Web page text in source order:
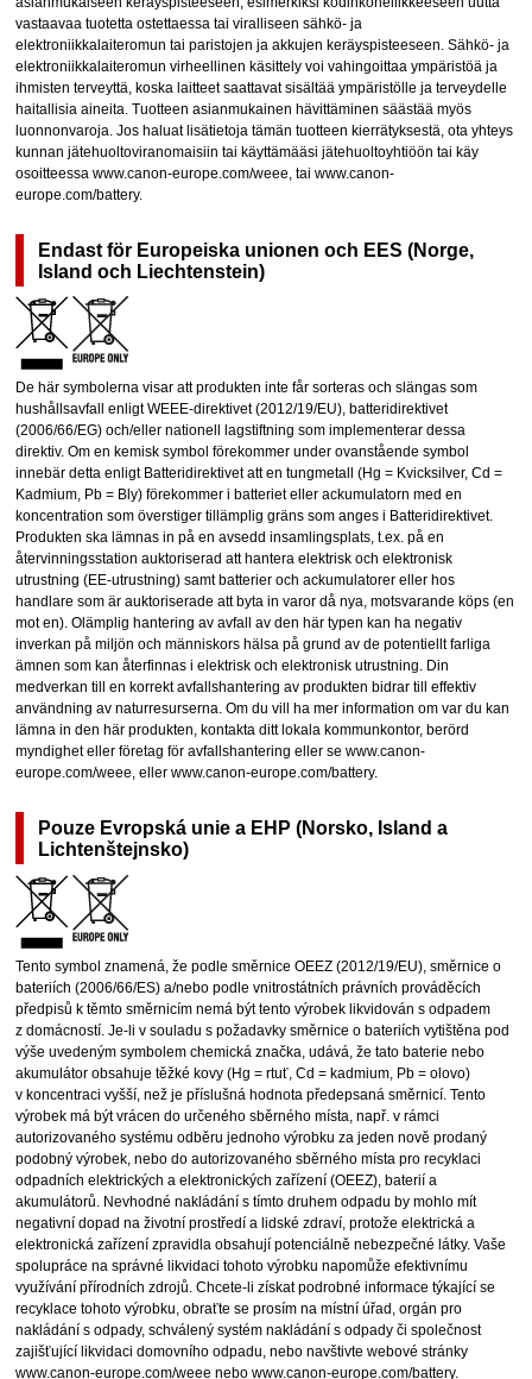
vastaavaa tuotetta ostettaessa tai viralliseen sähkö- ja
elektroniikkalaiteromun tai paristojen ja akkujen keräyspisteeseen. Sähkö- ja
elektroniikkalaiteromun virheellinen käsittely voi vahingoittaa ympäristöä ja
ihmisten terveyttä, koska laitteet saattavat sisältää ympäristölle ja terveydelle
haitallisia aineita. Tuotteen asianmukainen hävittäminen säästää myös
luonnonvaroja. Jos haluat lisätietoja tämän tuotteen kierrätyksestä, ota yhteys
kunnan jätehuoltoviranomaisiin tai käyttämääsi jätehuoltoyhtiöön tai käy
osoitteessa www.canon-europe.com/weee, tai www.canon-
europe.com/battery.
Endast för Europeiska unionen och EES (Norge,
Island och Liechtenstein)
De här symbolerna visar att produkten inte får sorteras och slängas som
hushållsavfall enligt WEEE-direktivet (2012/19/EU), batteridirektivet
(2006/66/EG) och/eller nationell lagstiftning som implementerar dessa
direktiv. Om en kemisk symbol förekommer under ovanstående symbol
innebär detta enligt Batteridirektivet att en tungmetall (Hg = Kvicksilver, Cd =
Kadmium, Pb = Bly) förekommer i batteriet eller ackumulatorn med en
koncentration som överstiger tillämplig gräns som anges i Batteridirektivet.
Produkten ska lämnas in på en avsedd insamlingsplats, t.ex. på en
återvinningsstation auktoriserad att hantera elektrisk och elektronisk
utrustning (EE-utrustning) samt batterier och ackumulatorer eller hos
handlare som är auktoriserade att byta in varor då nya, motsvarande köps (en
mot en). Olämplig hantering av avfall av den här typen kan ha negativ
inverkan på miljön och människors hälsa på grund av de potentiellt farliga
ämnen som kan återfinnas i elektrisk och elektronisk utrustning. Din
medverkan till en korrekt avfallshantering av produkten bidrar till effektiv
användning av naturresurserna. Om du vill ha mer information om var du kan
lämna in den här produkten, kontakta ditt lokala kommunkontor, berörd
myndighet eller företag för avfallshantering eller se www.canon-
europe.com/weee, eller www.canon-europe.com/battery.
Pouze Evropská unie a EHP (Norsko, Island a
Lichtenštejnsko)
Tento symbol znamená, že podle směrnice OEEZ (2012/19/EU), směrnice o
bateriích (2006/66/ES) a/nebo podle vnitrostátních právních prováděcích
předpisů k těmto směrnicím nemá být tento výrobek likvidován s odpadem
z domácností. Je-li v souladu s požadavky směrnice o bateriích vytištěna pod
výše uvedeným symbolem chemická značka, udává, že tato baterie nebo
akumulátor obsahuje těžké kovy (Hg = rtuť, Cd = kadmium, Pb = olovo)
v koncentraci vyšší, než je příslušná hodnota předepsaná směrnicí. Tento
výrobek má být vrácen do určeného sběrného místa, např. v rámci
autorizovaného systému odběru jednoho výrobku za jeden nově prodaný
podobný výrobek, nebo do autorizovaného sběrného místa pro recyklaci
odpadních elektrických a elektronických zařízení (OEEZ), baterií a
akumulátorů. Nevhodné nakládání s tímto druhem odpadu by mohlo mít
negativní dopad na životní prostředí a lidské zdraví, protože elektrická a
elektronická zařízení zpravidla obsahují potenciálně nebezpečné látky. Vaše
spolupráce na správné likvidaci tohoto výrobku napomůže efektivnímu
využívání přírodních zdrojů. Chcete-li získat podrobné informace týkající se
recyklace tohoto výrobku, obraťte se prosím na místní úřad, orgán pro
nakládání s odpady, schválený systém nakládání s odpady či společnost
zajišťující likvidaci domovního odpadu, nebo navštivte webové stránky
www.canon-europe.com/weee nebo www.canon-europe.com/battery.